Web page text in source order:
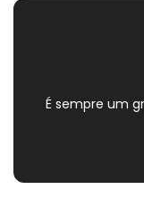
É sempre um